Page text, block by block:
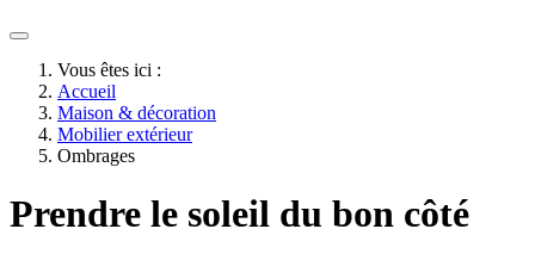
Vous êtes ici :
Accueil
Maison & décoration
Mobilier extérieur
Ombrages
Prendre le soleil du bon côté